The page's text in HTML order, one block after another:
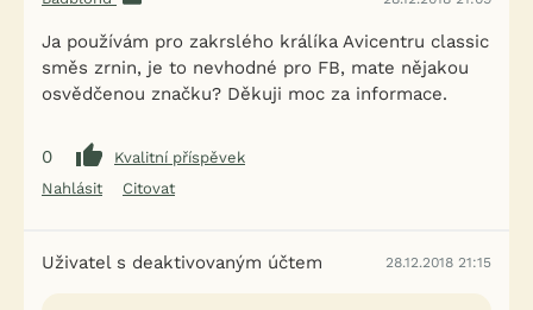
Ja používám pro zakrslého králíka Avicentru classic
směs zrnin, je to nevhodné pro FB, mate nějakou
osvědčenou značku? Děkuji moc za informace.
0
Kvalitní příspěvek
Nahlásit
Citovat
Uživatel s deaktivovaným účtem 28.12.2018 21:15